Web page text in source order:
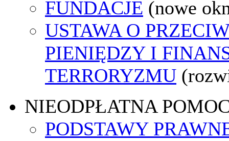
FUNDACJE (nowe
USTAWA O
PIENIĘDZY I
TERRORYZMU
NIEODPŁATNA
PODSTAWY